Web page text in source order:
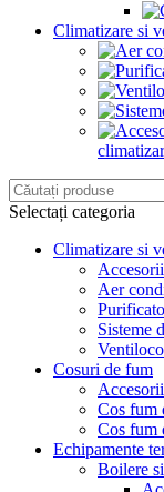
Climatizare si
Selectați categoria
Climatizare si
Aer
Sisteme
Cosuri de fum
Cos fum
Cos fum
Echipamente
Boilere